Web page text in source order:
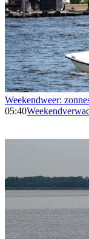
Weekendweer:
05:40